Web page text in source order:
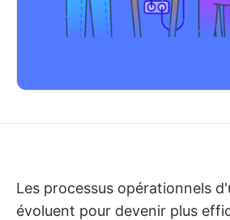
Les processus opérationnels
évoluent pour devenir plus